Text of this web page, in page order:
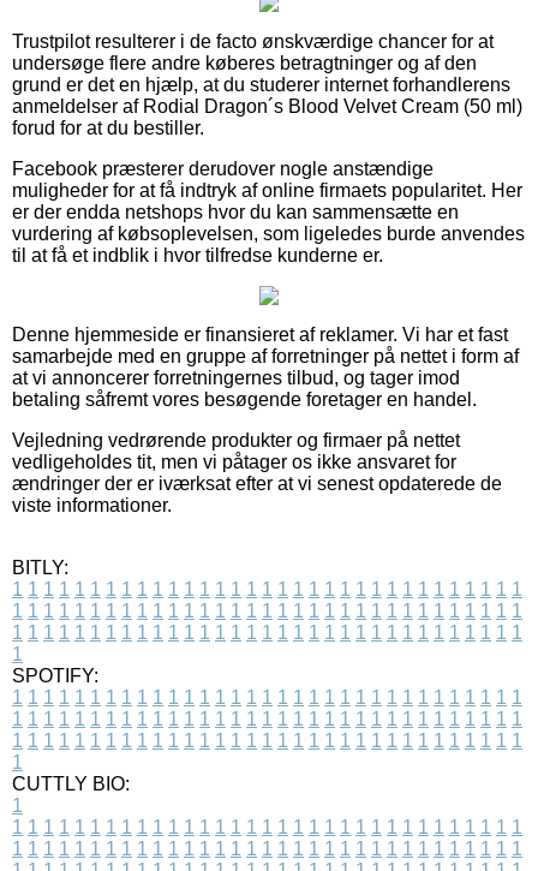
Trustpilot resulterer i de facto ønskværdige chancer for at
undersøge flere andre køberes betragtninger og af den
grund er det en hjælp, at du studerer internet forhandlerens
anmeldelser af Rodial Dragon´s Blood Velvet Cream (50 ml)
forud for at du bestiller.
Facebook præsterer derudover nogle anstændige
muligheder for at få indtryk af online firmaets popularitet. Her
er der endda netshops hvor du kan sammensætte en
vurdering af købsoplevelsen, som ligeledes burde anvendes
til at få et indblik i hvor tilfredse kunderne er.
Denne hjemmeside er finansieret af reklamer. Vi har et fast
samarbejde med en gruppe af forretninger på nettet i form af
at vi annoncerer forretningernes tilbud, og tager imod
betaling såfremt vores besøgende foretager en handel.
Vejledning vedrørende produkter og firmaer på nettet
vedligeholdes tit, men vi påtager os ikke ansvaret for
ændringer der er iværksat efter at vi senest opdaterede de
viste informationer.
BITLY:
1 1 1 1 1 1 1 1 1 1 1 1 1 1 1 1 1 1 1 1 1 1 1 1 1 1 1 1 1 1 1 1 1
1 1 1 1 1 1 1 1 1 1 1 1 1 1 1 1 1 1 1 1 1 1 1 1 1 1 1 1 1 1 1 1 1
1 1 1 1 1 1 1 1 1 1 1 1 1 1 1 1 1 1 1 1 1 1 1 1 1 1 1 1 1 1 1 1 1
1
SPOTIFY:
1 1 1 1 1 1 1 1 1 1 1 1 1 1 1 1 1 1 1 1 1 1 1 1 1 1 1 1 1 1 1 1 1
1 1 1 1 1 1 1 1 1 1 1 1 1 1 1 1 1 1 1 1 1 1 1 1 1 1 1 1 1 1 1 1 1
1 1 1 1 1 1 1 1 1 1 1 1 1 1 1 1 1 1 1 1 1 1 1 1 1 1 1 1 1 1 1 1 1
1
CUTTLY BIO:
1
1 1 1 1 1 1 1 1 1 1 1 1 1 1 1 1 1 1 1 1 1 1 1 1 1 1 1 1 1 1 1 1 1
1 1 1 1 1 1 1 1 1 1 1 1 1 1 1 1 1 1 1 1 1 1 1 1 1 1 1 1 1 1 1 1 1